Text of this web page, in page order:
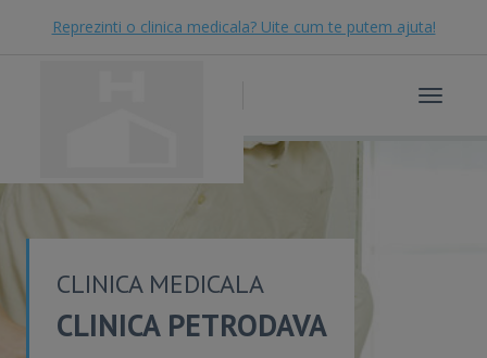
Reprezinti o clinica medicala? Uite cum te putem ajuta!
Toggle
CLINICA MEDICALA
CLINICA PETRODAVA